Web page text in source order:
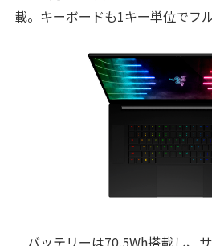
載。キーボードも1キー単位でフ
バッテリーは70.5Wh搭載し、